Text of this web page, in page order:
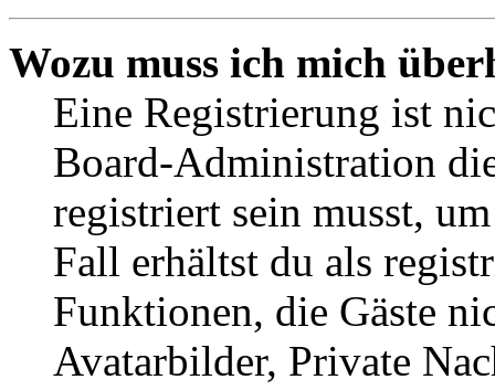
Wozu muss ich mich
Eine Registrierung ist
Board-Administration
registriert sein musst,
Fall erhältst du als
Funktionen, die Gäste
Avatarbilder, Private